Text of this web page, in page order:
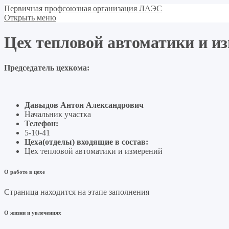
Первичная профсоюзная организация ЛАЭС
Открыть меню
Цех тепловой автоматики и
Председатель цехкома:
Давыдов Антон Александрович
Начальник участка
Телефон:
5-10-41
Цеха(отделы) входящие в состав:
Цех тепловой автоматики и измерений
О работе в цехе
Страница находится на этапе заполнения
О жизни и увлечениях